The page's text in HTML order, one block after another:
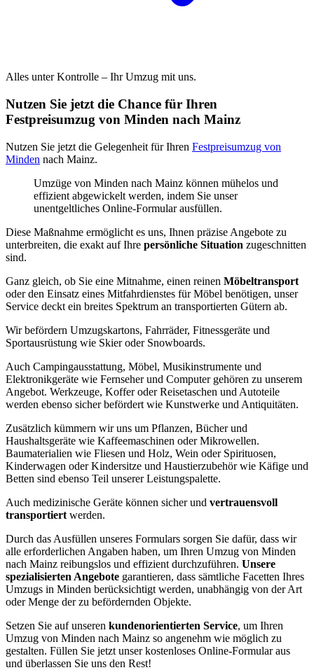
Alles unter Kontrolle – Ihr Umzug mit uns.
Nutzen Sie jetzt die Chance für Ihren
Festpreisumzug von Minden nach Mainz
Nutzen Sie jetzt die Gelegenheit für Ihren Festpreisumzug von
Minden nach Mainz.
Umzüge von Minden nach Mainz können mühelos und
effizient abgewickelt werden, indem Sie unser
unentgeltliches Online-Formular ausfüllen.
Diese Maßnahme ermöglicht es uns, Ihnen präzise Angebote zu
unterbreiten, die exakt auf Ihre persönliche Situation zugeschnitten
sind.
Ganz gleich, ob Sie eine Mitnahme, einen reinen Möbeltransport
oder den Einsatz eines Mitfahrdienstes für Möbel benötigen, unser
Service deckt ein breites Spektrum an transportierten Gütern ab.
Wir befördern Umzugskartons, Fahrräder, Fitnessgeräte und
Sportausrüstung wie Skier oder Snowboards.
Auch Campingausstattung, Möbel, Musikinstrumente und
Elektronikgeräte wie Fernseher und Computer gehören zu unserem
Angebot. Werkzeuge, Koffer oder Reisetaschen und Autoteile
werden ebenso sicher befördert wie Kunstwerke und Antiquitäten.
Zusätzlich kümmern wir uns um Pflanzen, Bücher und
Haushaltsgeräte wie Kaffeemaschinen oder Mikrowellen.
Baumaterialien wie Fliesen und Holz, Wein oder Spirituosen,
Kinderwagen oder Kindersitze und Haustierzubehör wie Käfige und
Betten sind ebenso Teil unserer Leistungspalette.
Auch medizinische Geräte können sicher und vertrauensvoll
transportiert werden.
Durch das Ausfüllen unseres Formulars sorgen Sie dafür, dass wir
alle erforderlichen Angaben haben, um Ihren Umzug von Minden
nach Mainz reibungslos und effizient durchzuführen. Unsere
spezialisierten Angebote garantieren, dass sämtliche Facetten Ihres
Umzugs in Minden berücksichtigt werden, unabhängig von der Art
oder Menge der zu befördernden Objekte.
Setzen Sie auf unseren kundenorientierten Service, um Ihren
Umzug von Minden nach Mainz so angenehm wie möglich zu
gestalten. Füllen Sie jetzt unser kostenloses Online-Formular aus
und überlassen Sie uns den Rest!